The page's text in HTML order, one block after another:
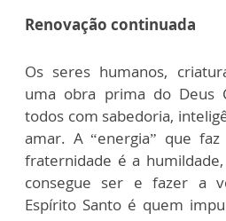
Renovação continuada
Os seres humanos,
uma obra prima do Deus
todos com sabedoria,
amar. A “energia” que
fraternidade é a
consegue ser e fazer a
Espírito Santo é quem